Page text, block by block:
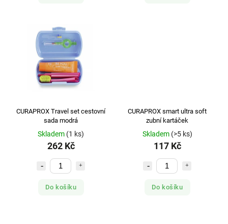
CURAPROX Travel set cestovní
sada modrá
Skladem (1 ks)
262 Kč
Do košíku
CURAPROX smart ultra soft
zubní kartáček
Skladem (>5 ks)
117 Kč
Do košíku